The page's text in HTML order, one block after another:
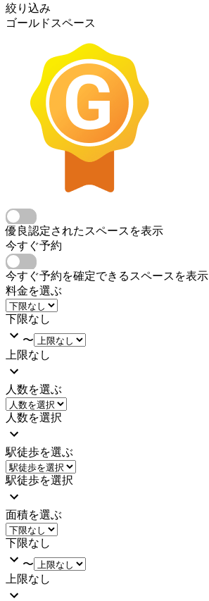
絞り込み
ゴールドスペース
優良認定されたスペースを表示
今すぐ予約
今すぐ予約を確定できるスペースを表示
料金を選ぶ
下限なし
〜
上限なし
人数を選ぶ
人数を選択
駅徒歩を選ぶ
駅徒歩を選択
面積を選ぶ
下限なし
〜
上限なし